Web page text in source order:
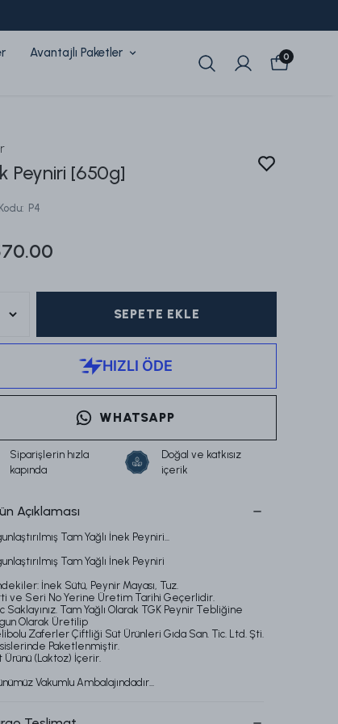
Avantajlı Paketler
0
Peyniri [650g]
: P4
SEPETE EKLE
WHATSAPP
Siparişlerin hızla
kapında
Doğal ve katkısız
içerik
Açıklaması
Tam Yağlı İnek Peyniri...
Tam Yağlı İnek Peyniri
İnek Sütü, Peynir Mayası, Tuz.
ve Seri No Yerine Üretim Tarihi Geçerlidir.
Saklayınız. Tam Yağlı Olarak TGK Peynir Tebliğine
Olarak Üretilip
Zaferler Çiftliği Süt Ürünleri Gıda San. Tic. Ltd. Şti.
Paketlenmiştir.
Ürünü (Laktoz) İçerir.
Vakumlu Ambalajındadır...